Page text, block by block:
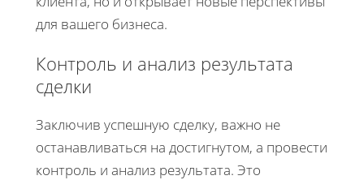
для вашего бизнеса.
Контроль и анализ результата
сделки
Заключив успешную сделку, важно не
останавливаться на достигнутом, а провести
контроль и анализ результата. Это